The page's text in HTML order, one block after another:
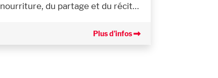
nourriture, du partage et du récit…
Plus d’infos